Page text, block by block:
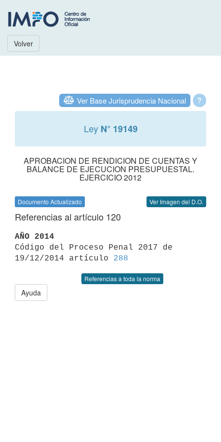
Volver
?
Ver Base Jurisprudencia Nacional
Ley N° 19149
APROBACION DE RENDICION DE CUENTAS Y
BALANCE DE EJECUCION PRESUPUESTAL.
EJERCICIO 2012
Documento Actualizado Ver Imagen del D.O.
Referencias al artículo 120
AÑO 2014
Código del Proceso Penal 2017 de
19/12/2014 artículo 288
Referencias a toda la norma
Ayuda